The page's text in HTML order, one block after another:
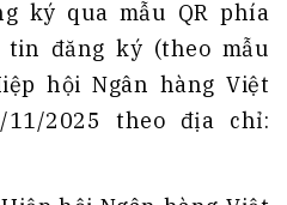
ký qua mẫu QR phía
tin đăng ký (theo mẫu
hội Ngân hàng Việt
11/2025 theo địa chỉ: